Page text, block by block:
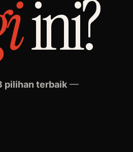
ini?
pilihan terbaik —